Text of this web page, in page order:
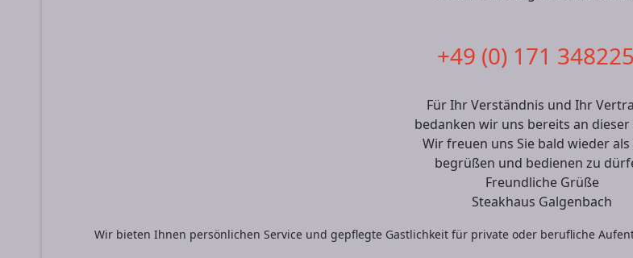
+49 (0) 171
Für Ihr Verständnis und Ihr
bedanken wir uns bereits an dieser
Wir freuen uns Sie bald wieder als
begrüßen und bedienen zu
Freundliche Grüße
Steakhaus Galgenbach
Wir bieten Ihnen persönlichen Service und gepflegte Gastlichkeit für private oder berufliche